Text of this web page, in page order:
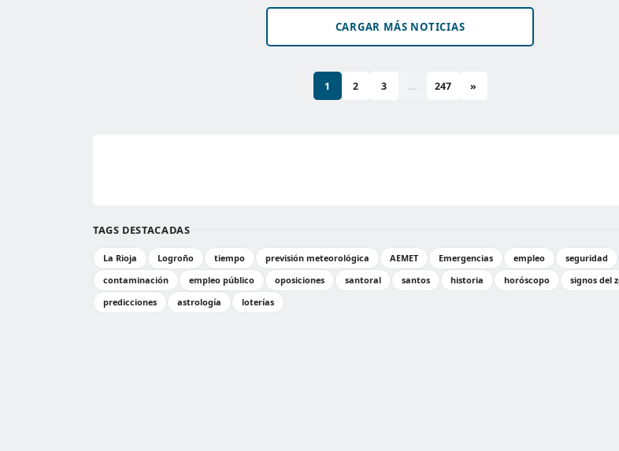
CARGAR MÁS NOTICIAS
1 2 3 ... 247 »
TAGS DESTACADAS
La Rioja Logroño tiempo previsión meteorológica AEMET Emergencias empleo seguridad
contaminación
empleo público oposiciones santoral santos historia horóscopo
signos del
predicciones
astrología loterías